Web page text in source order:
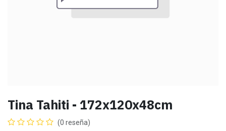
Tina Tahiti - 172x120x48cm
(0 reseña)